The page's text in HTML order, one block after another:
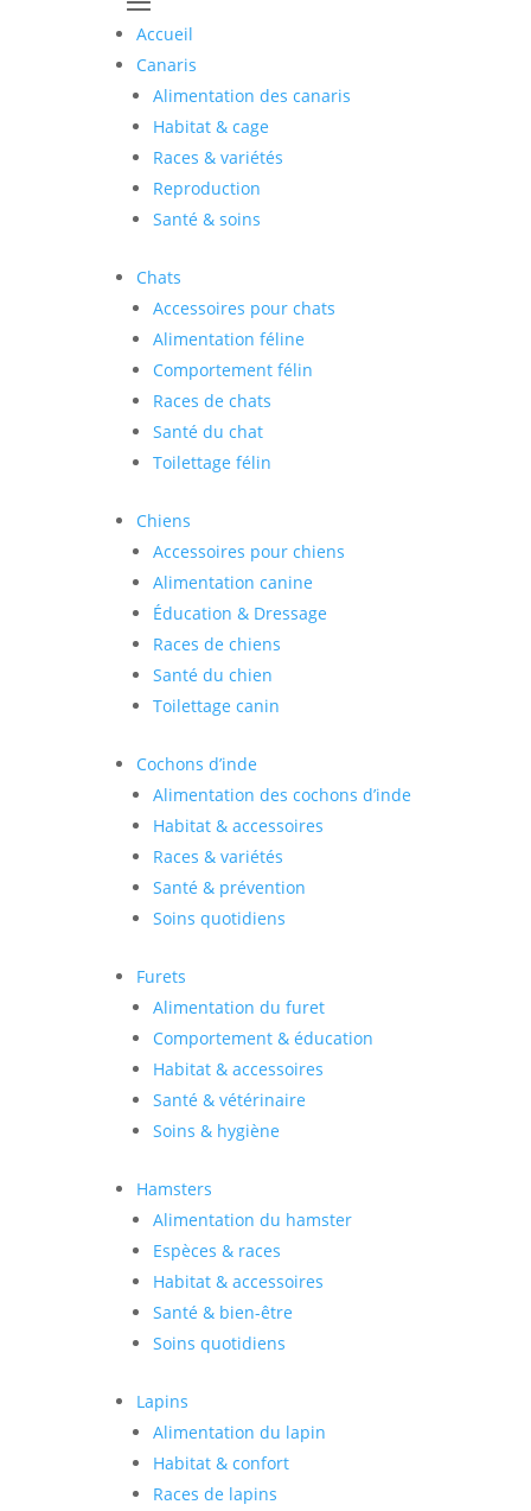
Accueil
Canaris
Alimentation des canaris
Habitat & cage
Races & variétés
Reproduction
Santé & soins
Chats
Accessoires pour chats
Alimentation féline
Comportement félin
Races de chats
Santé du chat
Toilettage félin
Chiens
Accessoires pour chiens
Alimentation canine
Éducation & Dressage
Races de chiens
Santé du chien
Toilettage canin
Cochons d’inde
Alimentation des cochons d’inde
Habitat & accessoires
Races & variétés
Santé & prévention
Soins quotidiens
Furets
Alimentation du furet
Comportement & éducation
Habitat & accessoires
Santé & vétérinaire
Soins & hygiène
Hamsters
Alimentation du hamster
Espèces & races
Habitat & accessoires
Santé & bien-être
Soins quotidiens
Lapins
Alimentation du lapin
Habitat & confort
Races de lapins